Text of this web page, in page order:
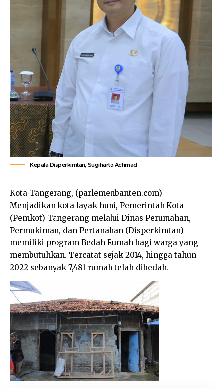
Kepala Disperkimtan, Sugiharto Achmad
Kota Tangerang, (parlemenbanten.com) –
Menjadikan kota layak huni, Pemerintah Kota
(Pemkot) Tangerang melalui Dinas Perumahan,
Permukiman, dan Pertanahan (Disperkimtan)
memiliki program Bedah Rumah bagi warga yang
membutuhkan. Tercatat sejak 2014, hingga tahun
2022 sebanyak 7,481 rumah telah dibedah.